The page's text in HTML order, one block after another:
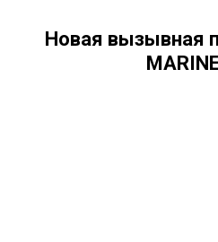
Новая вызывная